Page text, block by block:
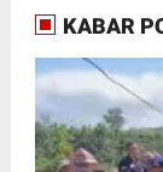
KABAR